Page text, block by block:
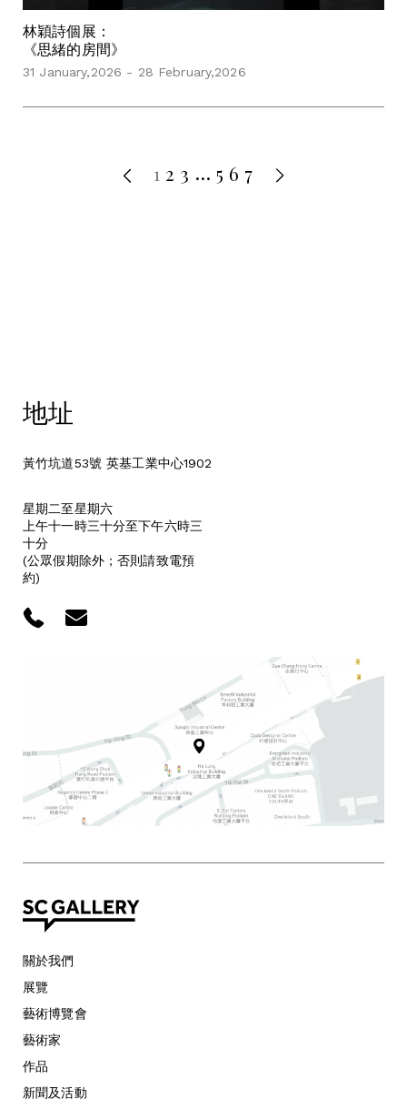
林穎詩個展：
《思緒的房間》
31 January,2026 - 28 February,2026
1 2 3 … 5 6 7
地址
黃竹坑道53號 英基工業中心1902
星期二至星期六
上午十一時三十分至下午六時三
十分
(公眾假期除外；否則請致電預
約)
關於我們
展覽
藝術博覽會
藝術家
作品
新聞及活動